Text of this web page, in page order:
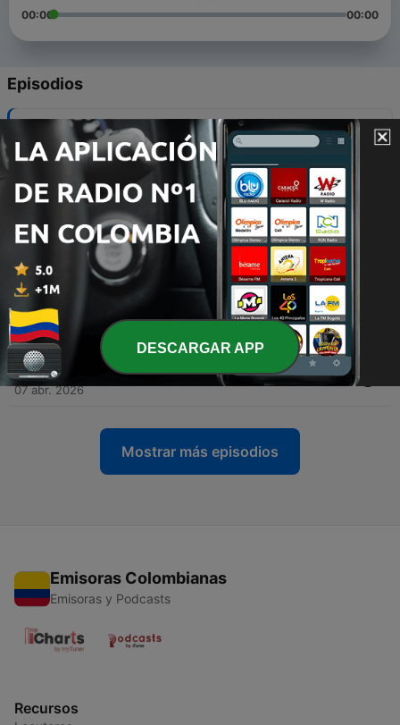
00:00 00:00
Episodios
Cuando cuidar de todos se convierte en una
prisión.
26 jul. 2026
38 - El cansacio de ser fuerte
¿Miedo al éxito?
12 jun. 2026
36 - Cuando mejorar empieza a doler
14 mayo 2026
35 - Cuando repites historias que no son tuyas
07 abr. 2026
Mostrar más episodios
Emisoras Colombianas
Emisoras y Podcasts
Recursos
DESCARGAR APP